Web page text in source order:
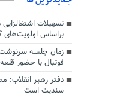
دشواری‌های جنگ گذر
تسهیلات اشتغالزایی
براساس اولویت‌های
زمان جلسه
فوتبال با حضور
دفتر رهبر انقلاب:
سندیت است